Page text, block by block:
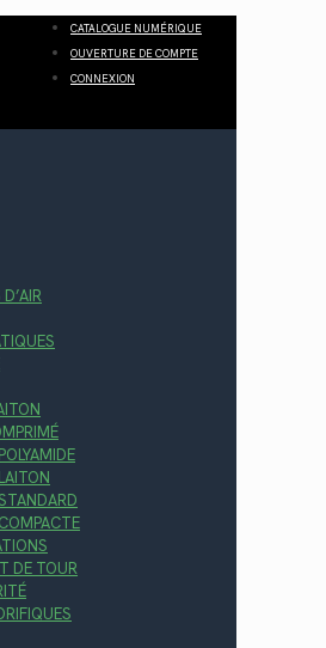
CATALOGUE NUMÉRIQUE
OUVERTURE DE COMPTE
CONNEXION
DE TOUR